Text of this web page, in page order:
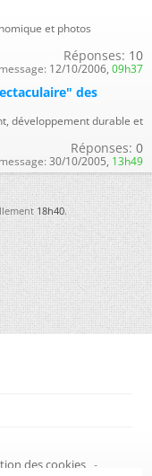
et photos
Réponses: 10
12/10/2006, 09h37
des
développement durable et
Réponses: 0
30/10/2005, 13h49
18h40.
des cookies -